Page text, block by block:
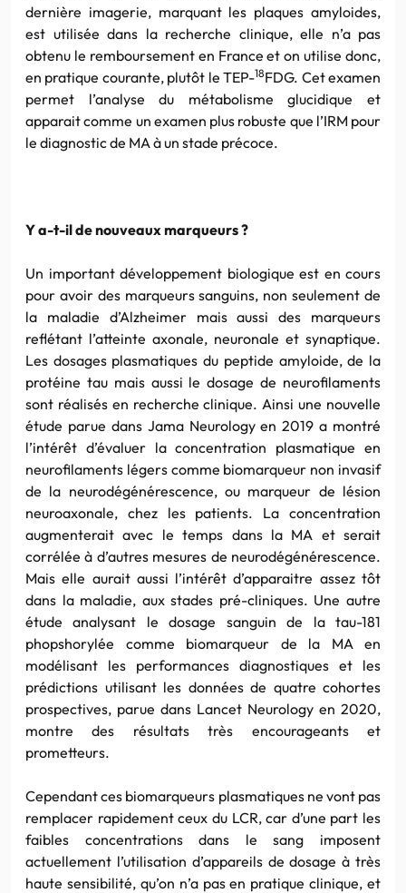
dernière imagerie, marquant les plaques amyloides,
est utilisée dans la recherche clinique, elle n’a pas
obtenu le remboursement en France et on utilise donc,
en pratique courante, plutôt le TEP-18FDG. Cet examen
permet l’analyse du métabolisme glucidique et
apparait comme un examen plus robuste que l’IRM pour
le diagnostic de MA à un stade précoce.
Y a-t-il de nouveaux marqueurs ?
Un important développement biologique est en cours
pour avoir des marqueurs sanguins, non seulement de
la maladie d’Alzheimer mais aussi des marqueurs
reflétant l’atteinte axonale, neuronale et synaptique.
Les dosages plasmatiques du peptide amyloide, de la
protéine tau mais aussi le dosage de neurofilaments
sont réalisés en recherche clinique. Ainsi une nouvelle
étude parue dans Jama Neurology en 2019 a montré
l’intérêt d’évaluer la concentration plasmatique en
neurofilaments légers comme biomarqueur non invasif
de la neurodégénérescence, ou marqueur de lésion
neuroaxonale, chez les patients. La concentration
augmenterait avec le temps dans la MA et serait
corrélée à d’autres mesures de neurodégénérescence.
Mais elle aurait aussi l’intérêt d’apparaitre assez tôt
dans la maladie, aux stades pré-cliniques. Une autre
étude analysant le dosage sanguin de la tau-181
phopshorylée comme biomarqueur de la MA en
modélisant les performances diagnostiques et les
prédictions utilisant les données de quatre cohortes
prospectives, parue dans Lancet Neurology en 2020,
montre des résultats très encourageants et
prometteurs.
Cependant ces biomarqueurs plasmatiques ne vont pas
remplacer rapidement ceux du LCR, car d’une part les
faibles concentrations dans le sang imposent
actuellement l’utilisation d’appareils de dosage à très
haute sensibilité, qu’on n’a pas en pratique clinique, et